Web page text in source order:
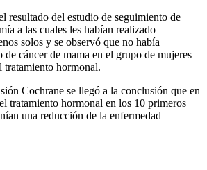
resultado del estudio de seguimiento de
a las cuales les habían realizado
solos y se observó que no había
de cáncer de mama en el grupo de mujeres
tratamiento hormonal.
Cochrane se llegó a la conclusión que en
tratamiento hormonal en los 10 primeros
una reducción de la enfermedad